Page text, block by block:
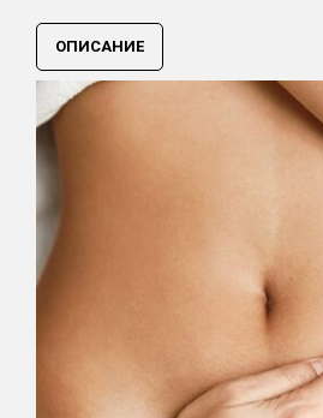
ОПИСАНИЕ